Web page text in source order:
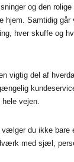
og den
hjem. Samtidig går
hver skuffe og
vigtig del af
vejen.
du ikke bare
med sjæl,